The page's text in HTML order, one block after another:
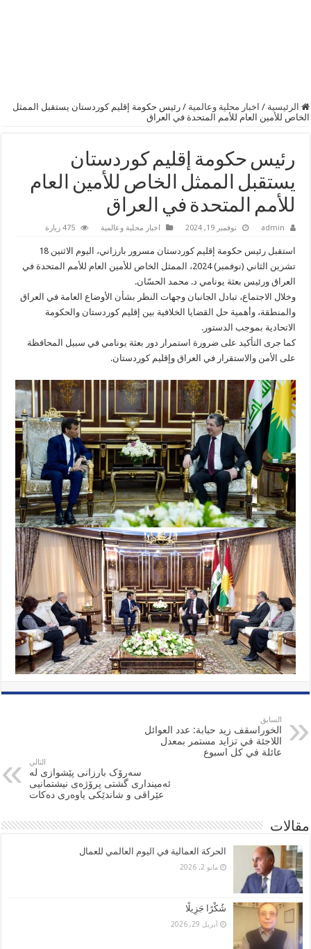
الرئيسية / اخبار محلية وعالمية / رئيس حكومة إقليم كوردستان يستقبل الممثل
الخاص للأمين العام للأمم المتحدة في العراق
رئيس حكومة إقليم كوردستان
يستقبل الممثل الخاص للأمين العام
للأمم المتحدة في العراق
admin نوفمبر 19, 2024 اخبار محلية وعالمية 475 زيارة
استقبل رئيس حكومة إقليم كوردستان مسرور بارزاني، اليوم الاثنين 18
تشرين الثاني (نوفمبر) 2024، الممثل الخاص للأمين العام للأمم المتحدة في
العراق ورئيس بعثة يونامي د. محمد الحسّان.
وخلال الاجتماع، تبادل الجانبان وجهات النظر بشأن الأوضاع العامة في العراق
والمنطقة، وأهمية حل القضايا الخلافية بين إقليم كوردستان والحكومة
الاتحادية بموجب الدستور.
كما جرى التأكيد على ضرورة استمرار دور بعثة يونامي في سبيل المحافظة
على الأمن والاستقرار في العراق وإقليم كوردستان.
السابق
الخوراسقف زيد حبابة: عدد العوائل
اللاجئة في تزايد مستمر بمعدل
عائلة في كل اسبوع
التالي
سەرۆک بارزانی پێشوازی لە
ئەمینداری گشتی پرۆژەی نیشتمانیی
عێراقی و شاندێکی یاوەری دەکات
مقالات
الحركة العمالية في اليوم العالمي للعمال
مايو 2, 2026
شُكْرًا جَزِيلًا
أبريل 29, 2026